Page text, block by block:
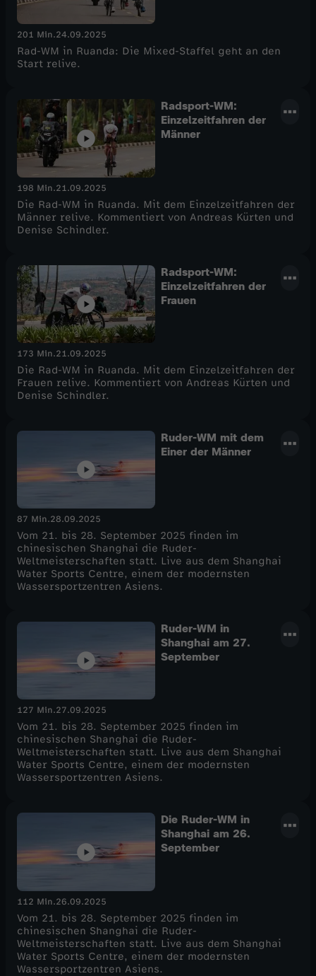
201 Min.24.09.2025
Rad-WM in Ruanda: Die Mixed-Staffel geht an den
Start relive.
Radsport-WM:
Einzelzeitfahren der
Männer
198 Min.21.09.2025
Die Rad-WM in Ruanda. Mit dem Einzelzeitfahren der
Männer relive. Kommentiert von Andreas Kürten und
Denise Schindler.
Radsport-WM:
Einzelzeitfahren der
Frauen
173 Min.21.09.2025
Die Rad-WM in Ruanda. Mit dem Einzelzeitfahren der
Frauen relive. Kommentiert von Andreas Kürten und
Denise Schindler.
Ruder-WM mit dem
Einer der Männer
87 Min.28.09.2025
Vom 21. bis 28. September 2025 finden im
chinesischen Shanghai die Ruder-
Weltmeisterschaften statt. Live aus dem Shanghai
Water Sports Centre, einem der modernsten
Wassersportzentren Asiens.
Ruder-WM in
Shanghai am 27.
September
127 Min.27.09.2025
Vom 21. bis 28. September 2025 finden im
chinesischen Shanghai die Ruder-
Weltmeisterschaften statt. Live aus dem Shanghai
Water Sports Centre, einem der modernsten
Wassersportzentren Asiens.
Die Ruder-WM in
Shanghai am 26.
September
112 Min.26.09.2025
Vom 21. bis 28. September 2025 finden im
chinesischen Shanghai die Ruder-
Weltmeisterschaften statt. Live aus dem Shanghai
Water Sports Centre, einem der modernsten
Wassersportzentren Asiens.